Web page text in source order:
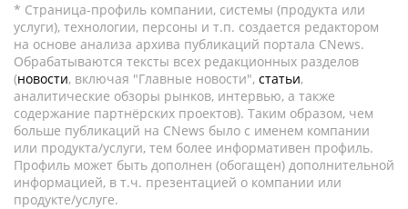
* Страница-профиль компании, системы (продукта или
услуги), технологии, персоны и т.п. создается редактором
на основе анализа архива публикаций портала CNews.
Обрабатываются тексты всех редакционных разделов
(новости, включая "Главные новости", статьи,
аналитические обзоры рынков, интервью, а также
содержание партнёрских проектов). Таким образом, чем
больше публикаций на CNews было с именем компании
или продукта/услуги, тем более информативен профиль.
Профиль может быть дополнен (обогащен) дополнительной
информацией, в т.ч. презентацией о компании или
продукте/услуге.